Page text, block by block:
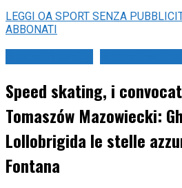
LEGGI OA SPORT SENZA
ABBONATI
Speed skating, i
Tomaszów Mazowiecki:
Lollobrigida le stelle
Fontana